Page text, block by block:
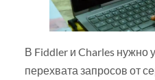
В Fiddler и Charles нужно
перехвата запросов от